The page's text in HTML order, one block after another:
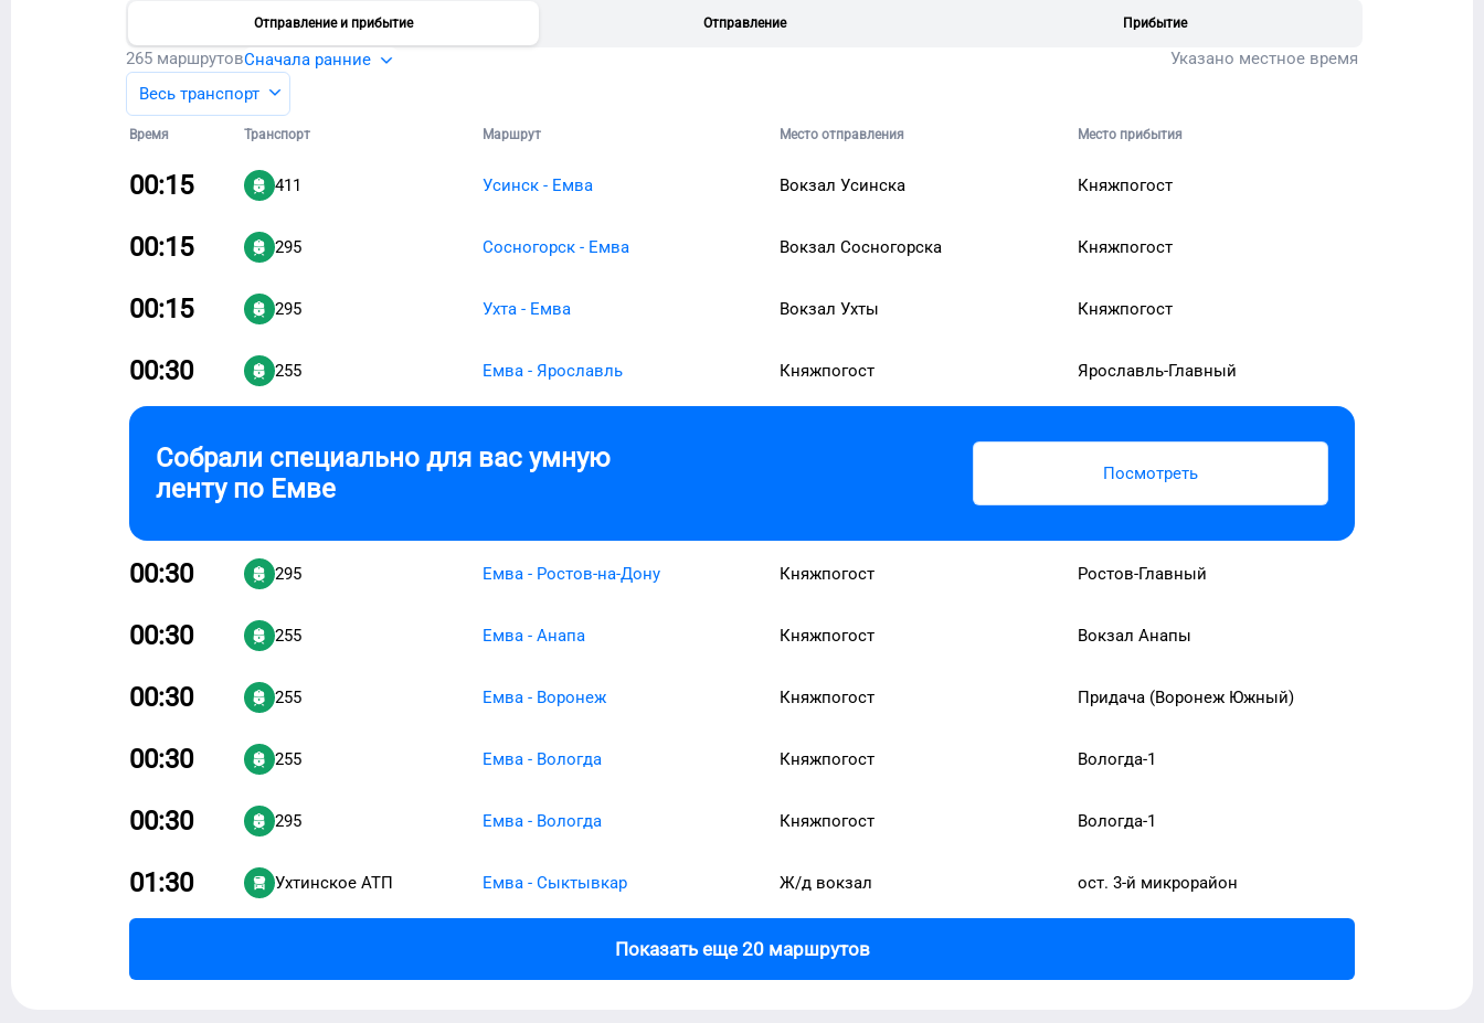
Отправление и прибытие Отправление Прибытие
265 маршрутовСначала ранние
Указано местное время
Весь транспорт
Время Транспорт Маршрут Место отправления Место прибытия
00:15 411 Усинск - Емва Вокзал Усинска Княжпогост
00:15 295 Сосногорск - Емва Вокзал Сосногорска Княжпогост
00:15 295 Ухта - Емва Вокзал Ухты Княжпогост
00:30 255 Емва - Ярославль Княжпогост Ярославль-Главный
Собрали специально для вас умную
ленту по Емве Посмотреть
00:30 295 Емва - Ростов-на-Дону Княжпогост Ростов-Главный
00:30 255 Емва - Анапа Княжпогост Вокзал Анапы
00:30 255 Емва - Воронеж Княжпогост Придача (Воронеж Южный)
00:30 255 Емва - Вологда Княжпогост Вологда-1
00:30 295 Емва - Вологда Княжпогост Вологда-1
01:30 Ухтинское АТП Емва - Сыктывкар Ж/д вокзал ост. 3-й микрорайон
Показать еще 20 маршрутов